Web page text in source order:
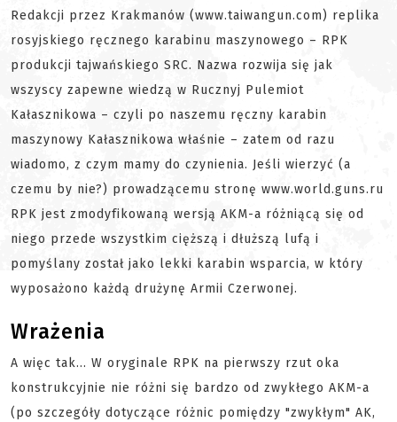
Redakcji przez Krakmanów (www.taiwangun.com) replika
rosyjskiego ręcznego karabinu maszynowego – RPK
produkcji tajwańskiego SRC. Nazwa rozwija się jak
wszyscy zapewne wiedzą w Rucznyj Pulemiot
Kałasznikowa – czyli po naszemu ręczny karabin
maszynowy Kałasznikowa właśnie – zatem od razu
wiadomo, z czym mamy do czynienia. Jeśli wierzyć (a
czemu by nie?) prowadzącemu stronę www.world.guns.ru
RPK jest zmodyfikowaną wersją AKM-a różniącą się od
niego przede wszystkim cięższą i dłuższą lufą i
pomyślany został jako lekki karabin wsparcia, w który
wyposażono każdą drużynę Armii Czerwonej.
Wrażenia
A więc tak... W oryginale RPK na pierwszy rzut oka
konstrukcyjnie nie różni się bardzo od zwykłego AKM-a
(po szczegóły dotyczące różnic pomiędzy "zwykłym" AK,